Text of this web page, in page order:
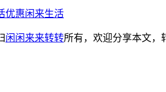
优惠闲来生活
闲闲来来转转所有，欢迎分享本文，